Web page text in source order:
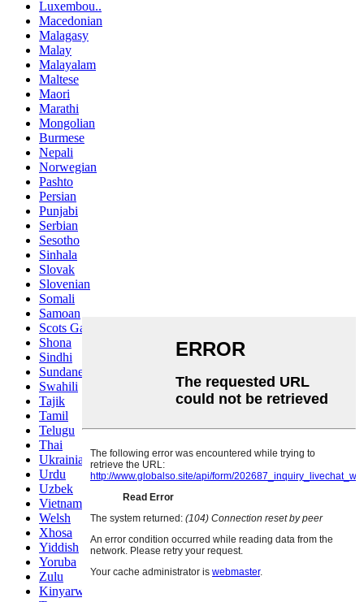
Luxembou..
Macedonian
Malagasy
Malay
Malayalam
Maltese
Maori
Marathi
Mongolian
Burmese
Nepali
Norwegian
Pashto
Persian
Punjabi
Serbian
Sesotho
Sinhala
Slovak
Slovenian
Somali
Samoan
Scots Gaelic
Shona
Sindhi
Sundanese
Swahili
Tajik
Tamil
Telugu
Thai
Ukrainian
Urdu
Uzbek
Vietnamese
Welsh
Xhosa
Yiddish
Yoruba
Zulu
Kinyarwanda